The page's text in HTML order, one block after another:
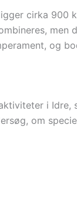
cirka
og
i
om